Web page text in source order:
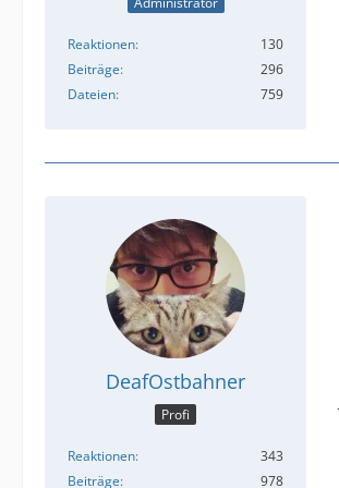
Reaktionen
130
Beiträge
296
Dateien
759
DeafOstbahner
Profi
Reaktionen
343
Beiträge
978